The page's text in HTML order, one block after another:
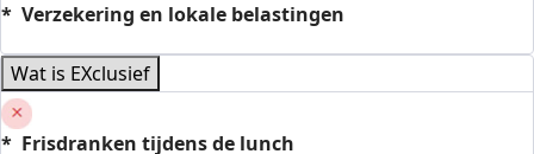
* Verzekering en lokale belastingen
Wat is EXclusief
* Frisdranken tijdens de lunch